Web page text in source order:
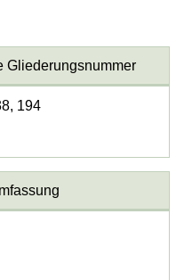
Gliederungsnummer
194